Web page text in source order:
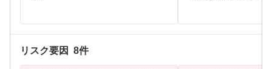
リスク要因 8件